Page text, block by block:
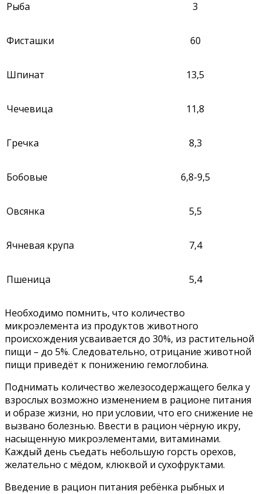
Рыба 3
Фисташки 60
Шпинат 13,5
Чечевица 11,8
Гречка 8,3
Бобовые 6,8-9,5
Овсянка 5,5
Ячневая крупа 7,4
Пшеница 5,4
Необходимо помнить, что количество
микроэлемента из продуктов животного
происхождения усваивается до 30%, из растительной
пищи – до 5%. Следовательно, отрицание животной
пищи приведёт к понижению гемоглобина.
Поднимать количество железосодержащего белка у
взрослых возможно изменением в рационе питания
и образе жизни, но при условии, что его снижение не
вызвано болезнью. Ввести в рацион чёрную икру,
насыщенную микроэлементами, витаминами.
Каждый день съедать небольшую горсть орехов,
желательно с мёдом, клюквой и сухофруктами.
Введение в рацион питания ребёнка рыбных и